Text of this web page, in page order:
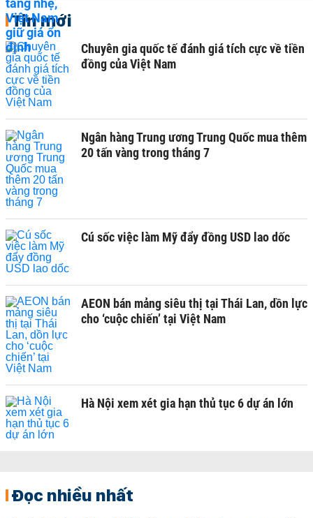
Tin mới
Chuyên gia quốc tế đánh giá tích cực về tiền
đồng của Việt Nam
Ngân hàng Trung ương Trung Quốc mua thêm
20 tấn vàng trong tháng 7
Cú sốc việc làm Mỹ đẩy đồng USD lao dốc
AEON bán mảng siêu thị tại Thái Lan, dồn lực
cho ‘cuộc chiến’ tại Việt Nam
Hà Nội xem xét gia hạn thủ tục 6 dự án lớn
Đọc nhiều nhất